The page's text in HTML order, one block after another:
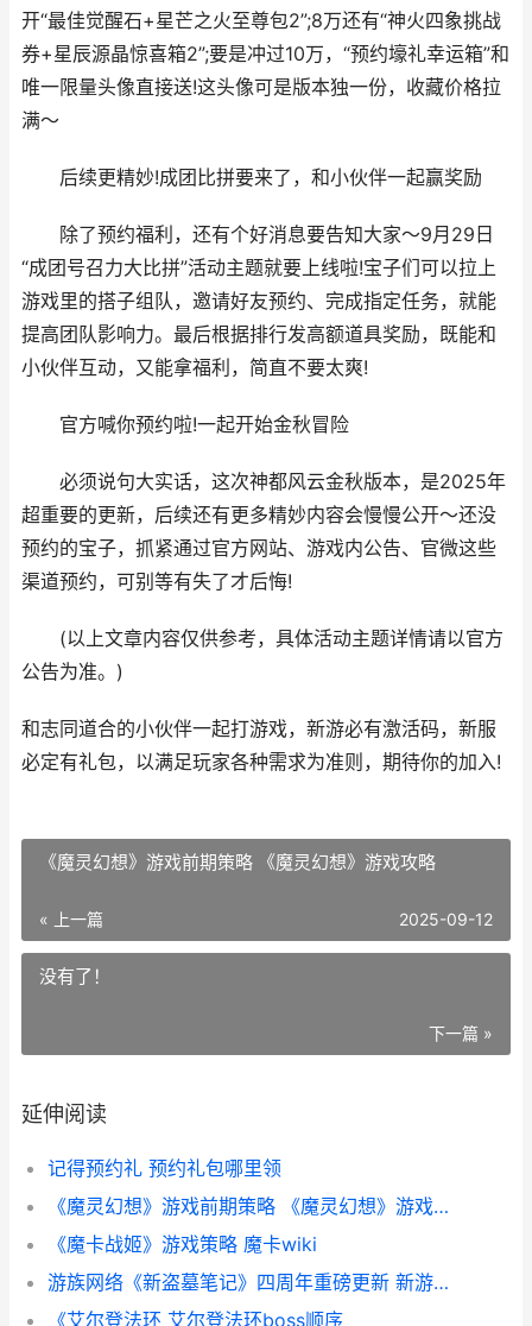
开“最佳觉醒石+星芒之火至尊包2”;8万还有“神火四象挑战
券+星辰源晶惊喜箱2”;要是冲过10万，“预约壕礼幸运箱”和
唯一限量头像直接送!这头像可是版本独一份，收藏价格拉
满～
后续更精妙!成团比拼要来了，和小伙伴一起赢奖励
除了预约福利，还有个好消息要告知大家～9月29日
“成团号召力大比拼”活动主题就要上线啦!宝子们可以拉上
游戏里的搭子组队，邀请好友预约、完成指定任务，就能
提高团队影响力。最后根据排行发高额道具奖励，既能和
小伙伴互动，又能拿福利，简直不要太爽!
官方喊你预约啦!一起开始金秋冒险
必须说句大实话，这次神都风云金秋版本，是2025年
超重要的更新，后续还有更多精妙内容会慢慢公开～还没
预约的宝子，抓紧通过官方网站、游戏内公告、官微这些
渠道预约，可别等有失了才后悔!
(以上文章内容仅供参考，具体活动主题详情请以官方
公告为准。)
和志同道合的小伙伴一起打游戏，新游必有激活码，新服
必定有礼包，以满足玩家各种需求为准则，期待你的加入!
《魔灵幻想》游戏前期策略 《魔灵幻想》游戏攻略
« 上一篇 2025-09-12
没有了！
下一篇 »
延伸阅读
记得预约礼 预约礼包哪里领
《魔灵幻想》游戏前期策略 《魔灵幻想》游戏攻略
《魔卡战姬》游戏策略 魔卡wiki
游族网络《新盗墓笔记》四周年重磅更新 新游族大厦出售
《艾尔登法环 艾尔登法环boss顺序